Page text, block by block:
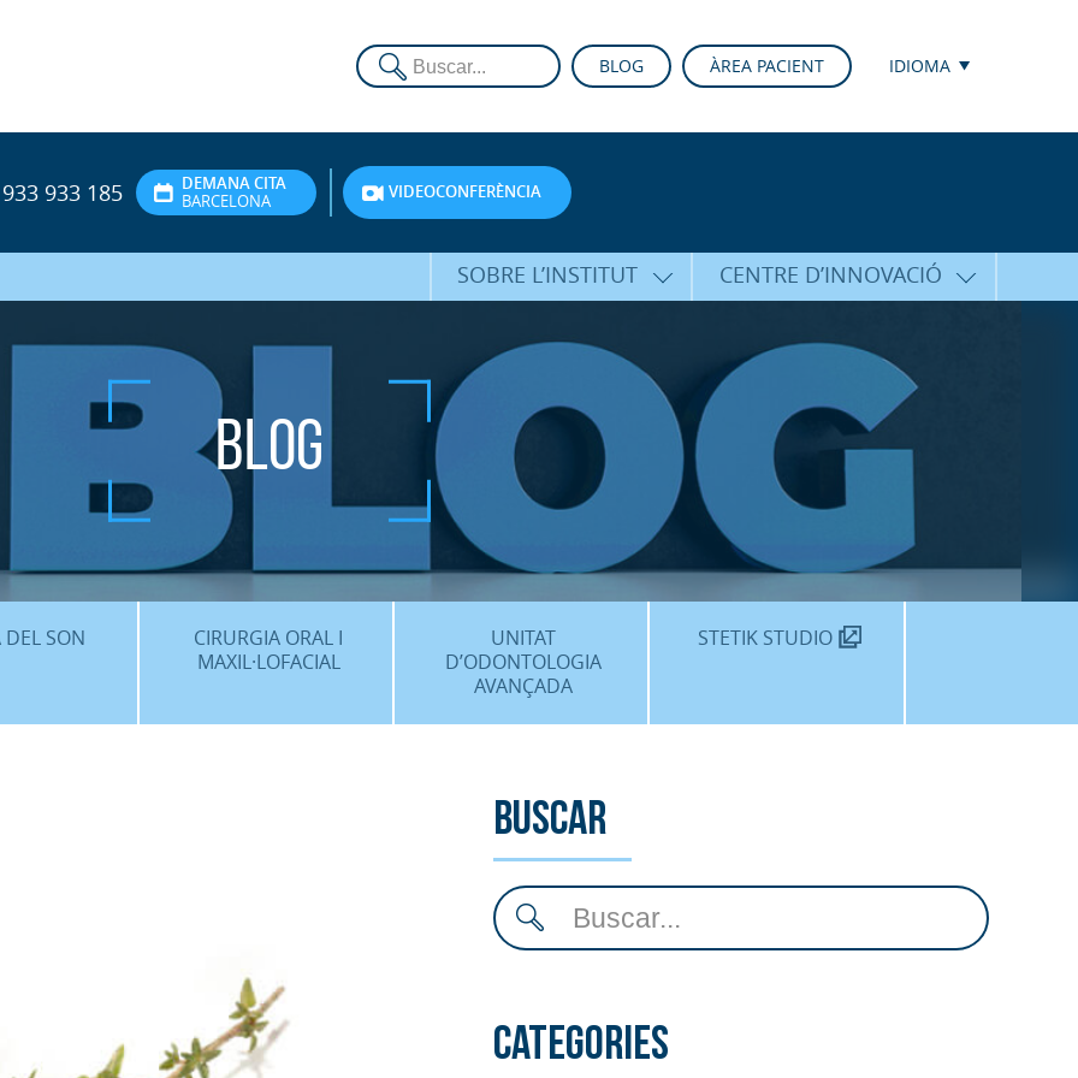
BLOG ÀREA PACIENT IDIOMA
933 933 185
DEMANA CITA
BARCELONA
VIDEOCONFERÈNCIA
SOBRE L’INSTITUT
ALFARO
ATENCIÓ PERSONALITZADA
UNITAT DE SUPORT
PSICOLÒGIC
SERVEIS INTERNACIONALS
CENTRE MÈDIC TEKNON
ON SOM?
CENTRE D’INNOVACIÓ
CONFERÈNCIES I CONGRESSOS
FORMACIÓ
PUBLICACIONS CIENTÍFIQUES
LA VEU DE L’EXPERT
Blog
SON
CIRURGIA ORAL I
MAXIL·LOFACIAL
UNITAT
D’ODONTOLOGIA
AVANÇADA
ALTRES PROCEDIMENTS
STETIK STUDIO
Buscar
Categories